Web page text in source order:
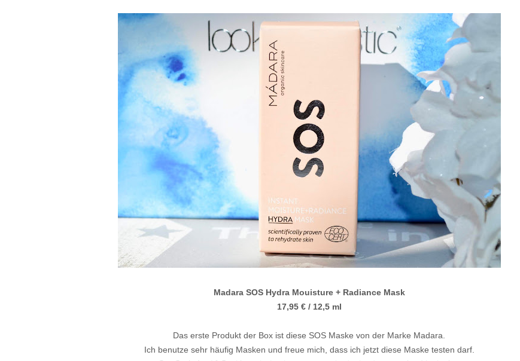
Madara SOS Hydra Mouisture + Radiance Mask
17,95 € / 12,5 ml
Das erste Produkt der Box ist diese SOS Maske von der Marke Madara.
Ich benutze sehr häufig Masken und freue mich, dass ich jetzt diese Maske testen darf.